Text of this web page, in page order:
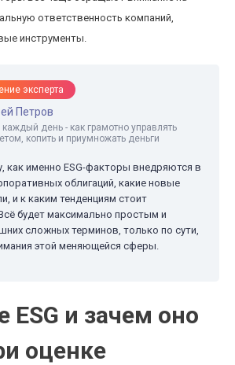
ответственность компаний,
инструменты.
эксперта
Петров
каждый день - как грамотно управлять
копить и приумножать деньги
как именно ESG-факторы внедряются в
облигаций, какие новые
и к каким тенденциям стоит
будет максимально простым и
сложных терминов, только по сути,
этой меняющейся сферы.
ESG и зачем оно
оценке